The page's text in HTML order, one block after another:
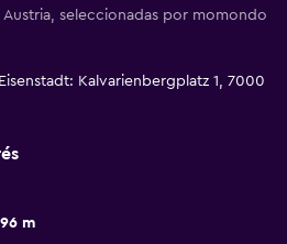
seleccionadas por momondo
Kalvarienbergplatz 1, 7000
m